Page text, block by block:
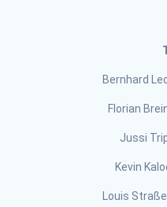
Bernhard
Florian
Jussi
Kevin
Louis